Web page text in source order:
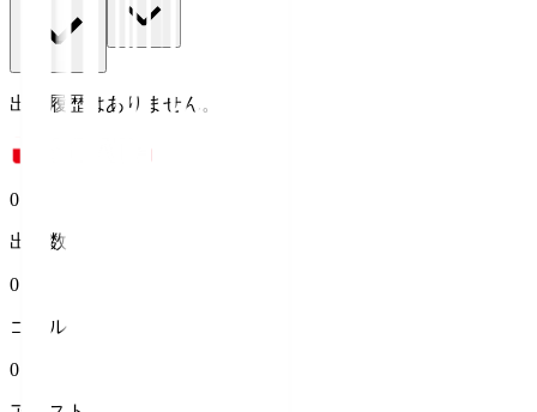
出場履歴はありません。
0
出場数
0
ゴール
0